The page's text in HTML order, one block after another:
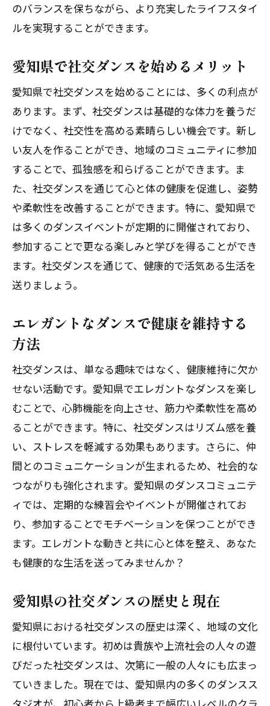
れる幸せ
愛知県の社交ダンスの心理的効果
愛知県で社交ダンスを始めて健康を手に入れ
る方法
愛知県でのダンス入門ガイド
初心者向け愛知県の社交ダンスレッスン
愛知県で健康を手に入れるためのダンス
ルーチン
社交ダンスを愛知県で始めるメリット
愛知県でダンスを始める際の注意点
愛知県のダンススタジオ選びのポイント
社交ダンスで愛知県の生活にリズムと健康を
プラス
リズム感を養う愛知県のダンスレッスン
社交ダンスで生活に彩りを加える in 愛知
県
愛知県でのダンスパーティー情報
社交ダンスが愛知県の生活習慣に与える
影響
愛知県で社交ダンスを楽しむことで得られる
健康効果
社交ダンスが愛知県の体に与える好影響
愛知県のダンス愛好者による健康体験談
ダンスを通じた愛知県のフィットネス効
社交ダンスが愛知県の健康にどのように
寄与するか
愛知県でダンスを楽しむための健康管理
法
愛知県の社交ダンスで心身を健やかに保
つ
のバランスを保ちながら、より充実したライフスタイ
ルを実現することができます。
愛知県で社交ダンスを始めるメリット
愛知県で社交ダンスを始めることには、多くの利点が
あります。まず、社交ダンスは基礎的な体力を養うだ
けでなく、社交性を高める素晴らしい機会です。新し
い友人を作ることができ、地域のコミュニティに参加
することで、孤独感を和らげることができます。ま
た、社交ダンスを通じて心と体の健康を促進し、姿勢
や柔軟性を改善することができます。特に、愛知県で
は多くのダンスイベントが定期的に開催されており、
参加することで更なる楽しみと学びを得ることができ
ます。社交ダンスを通じて、健康的で活気ある生活を
送りましょう。
エレガントなダンスで健康を維持する
方法
社交ダンスは、単なる趣味ではなく、健康維持に欠か
せない活動です。愛知県でエレガントなダンスを楽し
むことで、心肺機能を向上させ、筋力や柔軟性を高め
ることができます。特に、社交ダンスはリズム感を養
い、ストレスを軽減する効果もあります。さらに、仲
間とのコミュニケーションが生まれるため、社会的な
つながりも強化されます。愛知県のダンスコミュニテ
ィでは、定期的な練習会やイベントが開催されてお
り、参加することでモチベーションを保つことができ
ます。エレガントな動きと共に心と体を整え、あなた
も健康的な生活を送ってみませんか？
愛知県の社交ダンスの歴史と現在
愛知県における社交ダンスの歴史は深く、地域の文化
に根付いています。初めは貴族や上流社会の人々の遊
びだった社交ダンスは、次第に一般の人々にも広まっ
ていきました。現在では、愛知県内の多くのダンスス